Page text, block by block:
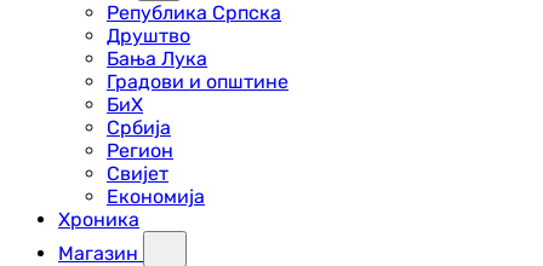
Република Српска
Друштво
Бања Лука
Градови и општине
БиХ
Србија
Регион
Свијет
Економија
Хроника
Магазин